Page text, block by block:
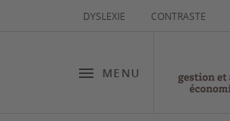
DYSLEXIE CONTRASTE
MENU